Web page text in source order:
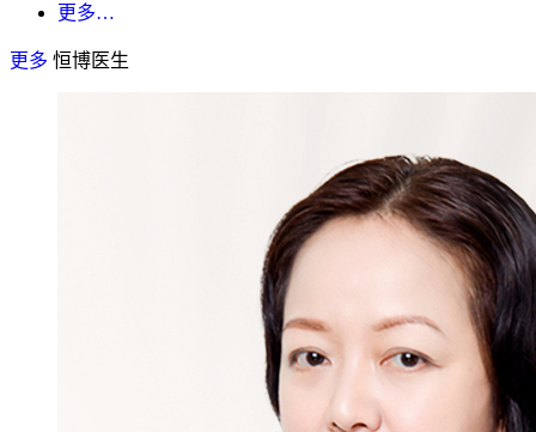
更多…
更多 恒博医生